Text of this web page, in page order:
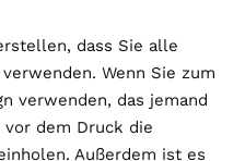
dass Sie alle
Wenn Sie zum
verwenden, das jemand
dem Druck die
Außerdem ist es